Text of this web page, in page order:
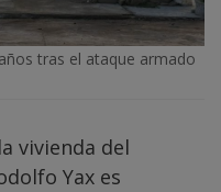
tras el ataque armado
vivienda del
Yax es